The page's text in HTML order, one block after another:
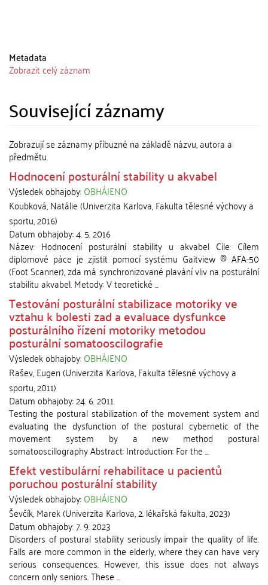
Metadata
Zobrazit celý záznam
Související záznamy
Zobrazují se záznamy příbuzné na základě názvu, autora a
předmětu.
Hodnocení posturální stability u akvabel
Výsledek obhajoby:OBHÁJENO
Koubková, Natálie(Univerzita Karlova, Fakulta tělesné výchovy a
sportu,2016)
Datum obhajoby:4. 5. 2016
Název: Hodnocení posturální stability u akvabel Cíle: Cílem
diplomové páce je zjistit pomocí systému Gaitview ® AFA-50
(Foot Scanner), zda má synchronizované plavání vliv na posturální
stabilitu akvabel. Metody: V teoretické ...
Testování posturální stabilizace motoriky ve
vztahu k bolesti zad a evaluace dysfunkce
posturálního řízení motoriky metodou
posturální somatooscilografie
Výsledek obhajoby:OBHÁJENO
Rašev, Eugen(Univerzita Karlova, Fakulta tělesné výchovy a
sportu,2011)
Datum obhajoby:24. 6. 2011
Testing the postural stabilization of the movement system and
evaluating the dysfunction of the postural cybernetic of the
movement system by a new method postural
somatooscillography Abstract: Introduction: For the ...
Efekt vestibulární rehabilitace u pacientů
poruchou posturální stability
Výsledek obhajoby:OBHÁJENO
Ševčík, Marek(Univerzita Karlova, 2. lékařská fakulta,2023)
Datum obhajoby:7. 9. 2023
Disorders of postural stability seriously impair the quality of life.
Falls are more common in the elderly, where they can have very
serious consequences. However, this issue does not always
concern only seniors. These ...